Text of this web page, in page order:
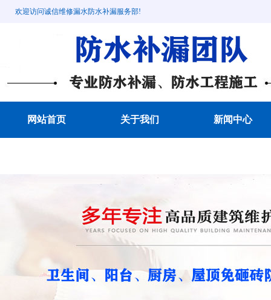
欢迎访问诚信维修漏水防水补漏服务部!
网站首页 关于我们 新闻中心